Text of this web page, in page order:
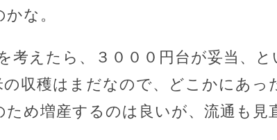
な。
考えたら、３０００円台が妥当、
の収穫はまだなので、どこかにあっ
め増産するのは良いが、流通も見